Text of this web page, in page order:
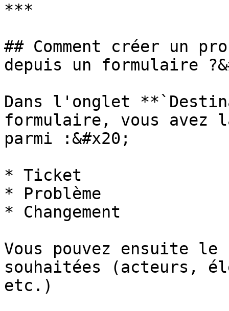
***
## Comment créer un
depuis un formulaire
Dans l'onglet
formulaire, vous
parmi :&#x20;
* Ticket
* Problème
* Changement
Vous pouvez ensuite
souhaitées (acteurs,
etc.)